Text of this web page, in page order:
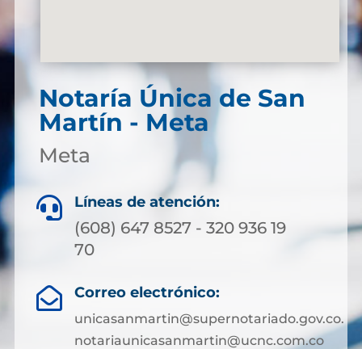
Notaría Única de San
Martín - Meta
Meta
 Líneas de atención:
(608) 647 8527 - 320 936 19
70
 Correo electrónico:
unicasanmartin@supernotariado.gov.co.
notariaunicasanmartin@ucnc.com.co